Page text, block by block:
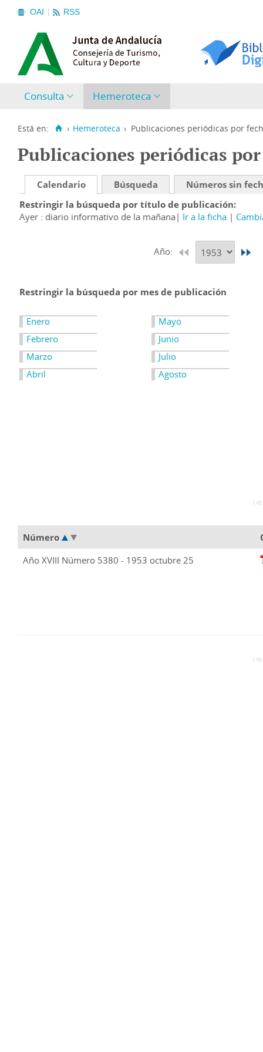
OAI RSS
Consulta Hemeroteca
Está en: › Hemeroteca › Publicaciones periódicas por
Publicaciones periódicas
Calendario Búsqueda
Números sin
Restringir la búsqueda por título de publicación
Ayer : diario informativo de la mañana
Ir a la ficha
Año:
Restringir la búsqueda por mes de publicación
Enero
Febrero
Marzo
Abril
Mayo
Junio
Julio
Agosto
Número
Año XVIII Número 5380 - 1953 octubre 25